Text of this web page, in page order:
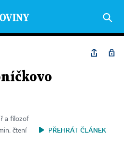
a filozof
čtení
PŘEHRÁT ČLÁNEK